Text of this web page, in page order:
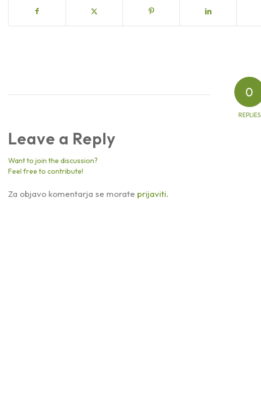
0
REPLIES
Leave a Reply
Want to join the discussion?
Feel free to contribute!
Za objavo komentarja se morate prijaviti.